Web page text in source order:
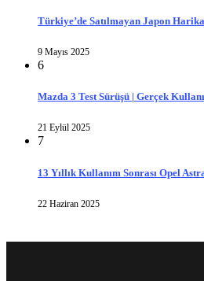
Türkiye’de Satılmayan Japon
9 Mayıs 2025
6
Mazda 3 Test Sürüşü | Gerçek
21 Eylül 2025
7
13 Yıllık Kullanım Sonrası Opel
22 Haziran 2025